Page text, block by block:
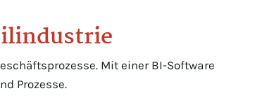
Mit einer BI-Software
Prozesse.